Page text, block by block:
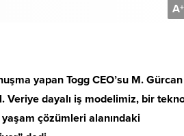
A+
yapan Togg CEO’su M. Gürcan
Veriye dayalı iş modelimiz, bir
çözümleri alanındaki